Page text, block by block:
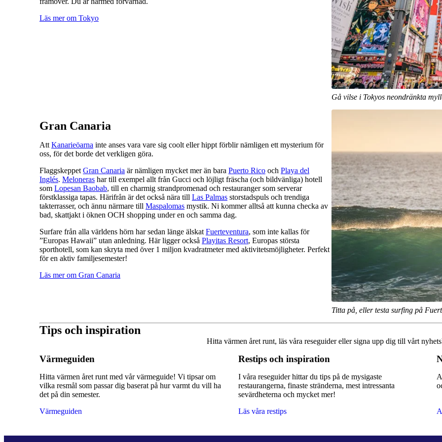
Läs mer om Tokyo
Gå vilse i Tokyos neondränkta
Gran Canaria
Att Kanarieöarna inte anses vara vare sig coolt eller hippt förblir nämligen ett mysterium för
oss, för det borde det verkligen göra.
Flaggskeppet Gran Canaria är nämligen mycket mer än bara Puerto Rico och Playa del
Inglés. Meloneras har till exempel allt från Gucci och löjligt fräscha (och bildvänliga) hotell
som Lopesan Baobab, till en charmig strandpromenad och restauranger som serverar
förstklassiga tapas. Härifrån är det också nära till Las Palmas storstadspuls och trendiga
takterrasser, och ännu närmare till Maspalomas mystik. Ni kommer alltså att kunna checka av
bad, skattjakt i öknen OCH shopping under en och samma dag.
Surfare från alla världens hörn har sedan länge älskat Fuerteventura, som inte kallas för
”Europas Hawaii” utan anledning. Här ligger också Playitas Resort, Europas största
sporthotell, som kan skryta med över 1 miljon kvadratmeter med aktivitetsmöjligheter. Perfekt
för en aktiv familjesemester!
Läs mer om Gran Canaria
Titta på, eller testa surfing på
Tips och inspiration
Hitta värmen året runt, läs våra reseguider eller signa upp dig till vårt
Värmeguiden
Hitta värmen året runt med vår värmeguide! Vi tipsar om
vilka resmål som passar dig baserat på hur varmt du vill ha
det på din semester.
Värmeguiden
Restips och inspiration
I våra reseguider hittar du tips på de mysigaste
restaurangerna, finaste stränderna, mest intressanta
sevärdheterna och mycket mer!
Läs våra restips